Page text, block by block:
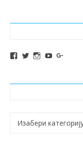
View altochef’s
ViewViewView
Категорије